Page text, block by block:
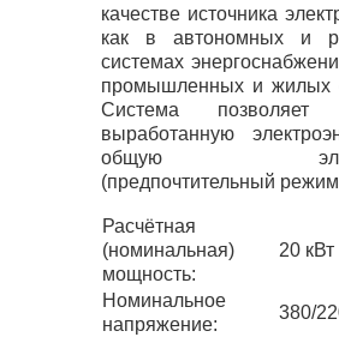
качестве источника
как в автономных и
системах
промышленных и жилых
Система позволяет
выработанную
общую
(предпочтительный
Расчётная
(номинальная)
мощность:
20 кВт
Номинальное
напряжение:
380/